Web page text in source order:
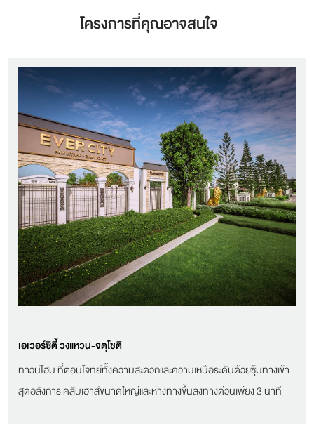
โครงการที่คุณอาจสนใจ
เอเวอร์ซิตี้ วงแหวน-จตุโชติ
ทาวน์โฮม ที่ตอบโจทย์ทั้งความสะดวกและความเหนือระดับด้วยซุ้มทางเข้า
สุดอลังการ คลับเฮาส์ขนาดใหญ่และห่างทางขึ้นลงทางด่วนเพียง 3 นาที